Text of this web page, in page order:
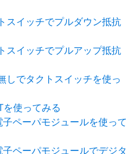
スイッチでプルダウン抵抗
スイッチでプルアップ抵抗
しでタクトスイッチを使っ
使ってみる
ペーパモジュールを使って
ペーパモジュールでデジタ